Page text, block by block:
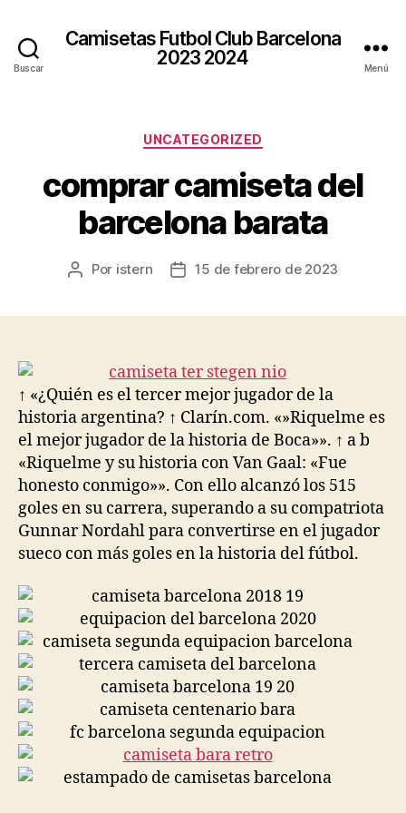
Buscar
Camisetas Futbol Club Barcelona
2023 2024
Menú
Categorías
UNCATEGORIZED
comprar camiseta del
barcelona barata
Autor
Por istern
Fecha15 de febrero de 2023
↑ «¿Quién es el tercer mejor jugador de la
historia argentina? ↑ Clarín.com. «»Riquelme es
el mejor jugador de la historia de Boca»». ↑ a b
«Riquelme y su historia con Van Gaal: «Fue
honesto conmigo»». Con ello alcanzó los 515
goles en su carrera, superando a su compatriota
Gunnar Nordahl para convertirse en el jugador
sueco con más goles en la historia del fútbol.